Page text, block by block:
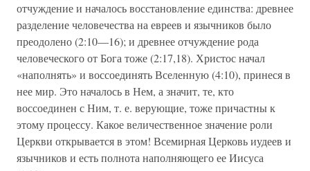
отчуждение и началось восстановление единства: древнее
разделение человечества на евреев и язычников было
преодолено (2:10—16); и древнее отчуждение рода
человеческого от Бога тоже (2:17,18). Христос начал
«наполнять» и воссоединять Вселенную (4:10), принеся в
нее мир. Это началось в Нем, а значит, те, кто
воссоединен с Ним, т. е. верующие, тоже причастны к
этому процессу. Какое величественное значение роли
Церкви открывается в этом! Всемирная Церковь иудеев и
язычников и есть полнота наполняющего ее Иисуса